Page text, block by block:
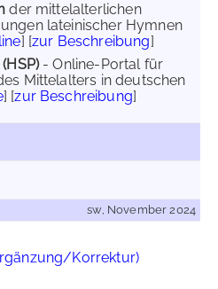
der mittelalterlichen
lateinischer Hymnen
] [zur Beschreibung]
- Online-Portal für
Mittelalters in deutschen
] [zur Beschreibung]
sw, November 2024
Korrektur)